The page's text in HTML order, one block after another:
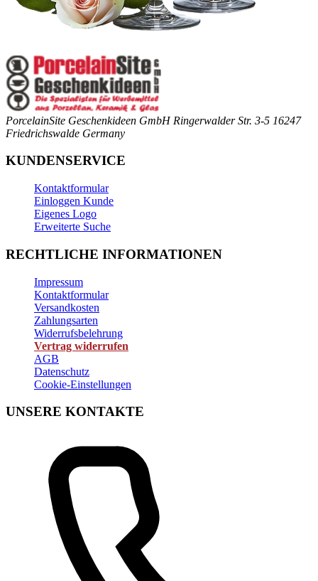
PorcelainSite Geschenkideen GmbH Ringerwalder Str. 3-5 16247
Friedrichswalde Germany
KUNDENSERVICE
Kontaktformular
Einloggen Kunde
Eigenes Logo
Erweiterte Suche
RECHTLICHE INFORMATIONEN
Impressum
Kontaktformular
Versandkosten
Zahlungsarten
Widerrufsbelehrung
Vertrag widerrufen
AGB
Datenschutz
Cookie-Einstellungen
UNSERE KONTAKTE